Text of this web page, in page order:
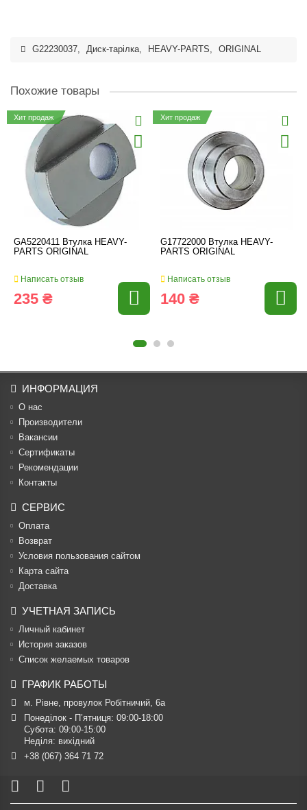
G22230037, Диск-тарілка, HEAVY-PARTS, ORIGINAL
Похожие товары
Хит продаж
GA5220411 Втулка HEAVY-
PARTS ORIGINAL
Написать отзыв
235 ₴
Хит продаж
G17722000 Втулка HEAVY-
PARTS ORIGINAL
Написать отзыв
140 ₴
ИНФОРМАЦИЯ
О нас
Производители
Вакансии
Cертификаты
Рекомендации
Контакты
СЕРВИС
Оплата
Возврат
Условия пользования сайтом
Карта сайта
Доставка
УЧЕТНАЯ ЗАПИСЬ
Личный кабинет
История заказов
Список желаемых товаров
ГРАФИК РАБОТЫ
м. Рівне, провулок Робітничий, 6а
Понеділок - П’ятниця: 09:00-18:00
Субота: 09:00-15:00
Неділя: вихідний
+38 (067) 364 71 72